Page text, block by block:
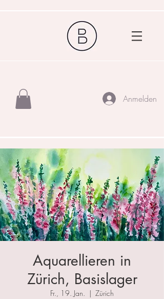
Anmelden
Aquarellieren in
Zürich, Basislager
Fr., 19. Jan.
  |
Zürich